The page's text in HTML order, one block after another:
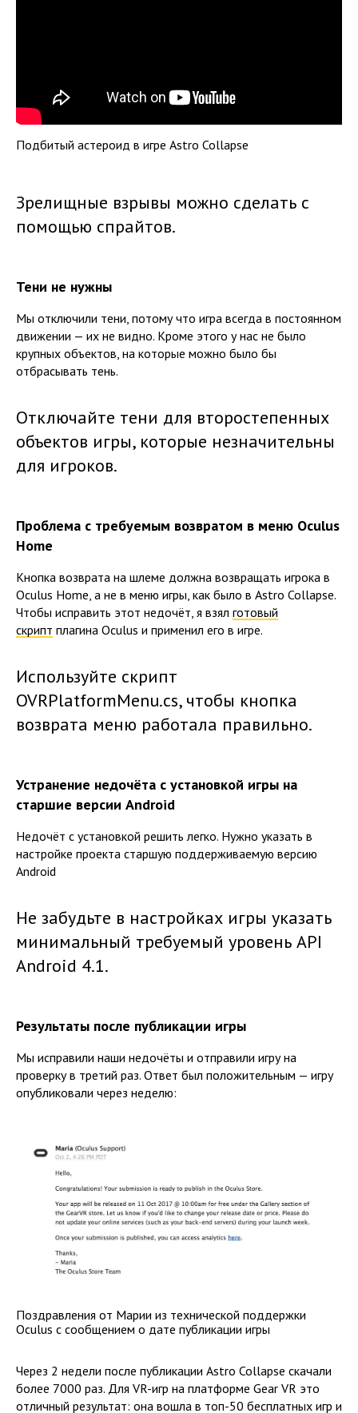
Подбитый астероид в игре Astro Collapse
Зрелищные взрывы можно сделать с
помощью спрайтов.
Тени не нужны
Мы отключили тени, потому что игра всегда в постоянном
движении — их не видно. Кроме этого у нас не было
крупных объектов, на которые можно было бы
отбрасывать тень.
Отключайте тени для второстепенных
объектов игры, которые незначительны
для игроков.
Проблема с требуемым возвратом в меню Oculus
Home
Кнопка возврата на шлеме должна возвращать игрока в
Oculus Home, а не в меню игры, как было в Astro Collapse.
Чтобы исправить этот недочёт, я взял готовый
скрипт плагина Oculus и применил его в игре.
Используйте скрипт
OVRPlatformMenu.cs, чтобы кнопка
возврата меню работала правильно.
Устранение недочёта с установкой игры на
старшие версии Android
Недочёт с установкой решить легко. Нужно указать в
настройке проекта старшую поддерживаемую версию
Android
Не забудьте в настройках игры указать
минимальный требуемый уровень API
Android 4.1.
Результаты после публикации игры
Мы исправили наши недочёты и отправили игру на
проверку в третий раз. Ответ был положительным — игру
опубликовали через неделю:
Поздравления от Марии из технической поддержки
Oculus с сообщением о дате публикации игры
Через 2 недели после публикации Astro Collapse скачали
более 7000 раз. Для VR-игр на платформе Gear VR это
отличный результат: она вошла в топ-50 бесплатных игр и